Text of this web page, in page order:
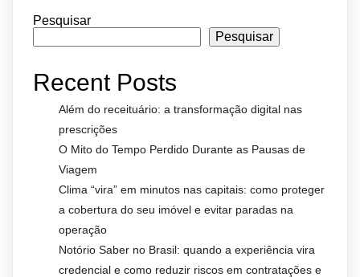
Pesquisar
Pesquisar
Recent Posts
Além do receituário: a transformação digital nas
prescrições
O Mito do Tempo Perdido Durante as Pausas de
Viagem
Clima “vira” em minutos nas capitais: como proteger
a cobertura do seu imóvel e evitar paradas na
operação
Notório Saber no Brasil: quando a experiência vira
credencial e como reduzir riscos em contratações e